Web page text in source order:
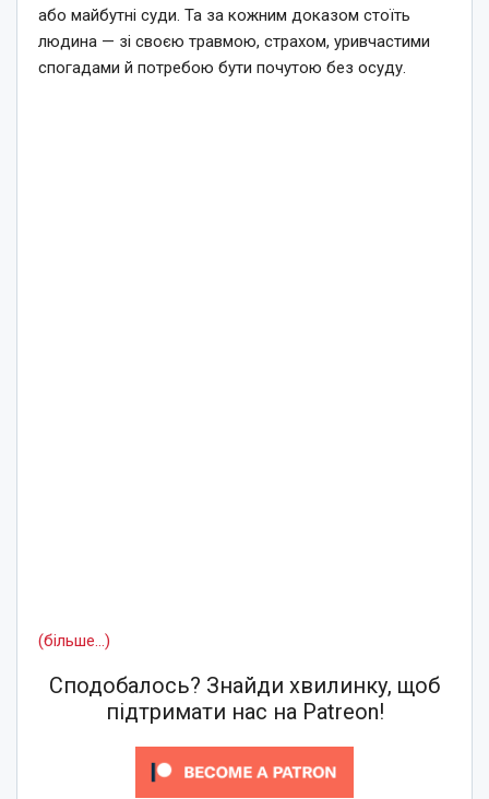
або майбутні суди. Та за кожним доказом стоїть
людина — зі своєю травмою, страхом, уривчастими
спогадами й потребою бути почутою без осуду.
(більше…)
Сподобалось? Знайди хвилинку, щоб
підтримати нас на Patreon!